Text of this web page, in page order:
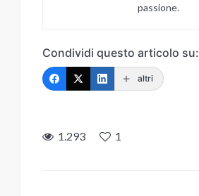
passione.
Condividi questo articolo su:
altri
1.293 1